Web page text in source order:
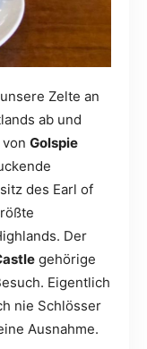
Zelte an
ab und
Golspie
des Earl of
Der
gehörige
Eigentlich
nie Schlösser
Ausnahme.